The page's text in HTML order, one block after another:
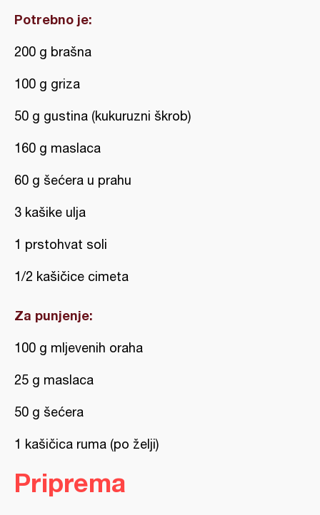
Potrebno je:
200 g brašna
100 g griza
50 g gustina (kukuruzni škrob)
160 g maslaca
60 g šećera u prahu
3 kašike ulja
1 prstohvat soli
1/2 kašičice cimeta
Za punjenje:
100 g mljevenih oraha
25 g maslaca
50 g šećera
1 kašičica ruma (po želji)
Priprema